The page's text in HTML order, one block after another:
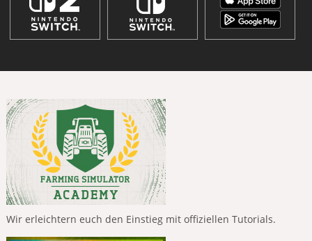
Wir erleichtern euch den Einstieg mit offiziellen Tutorials.